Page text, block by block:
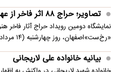
تصاویر؛ حراج ۸۸ اثر فاخر از عهد تیموریان تا دوره معاصر
نمایشگاه دومین رویداد حراج آثار فاخر
«رخ‌ست»اصفهان، روز چهارشنبه (۱۴ مرداد ۱۴۰۵) در تالار هنر هتل…
بیانیه خانواده علی لاریجانی